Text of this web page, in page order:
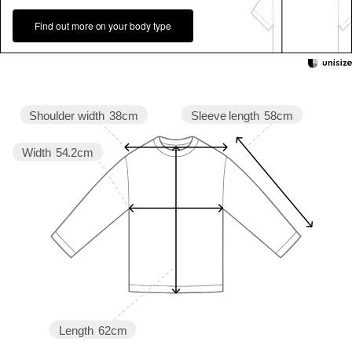
Find out more on your body type
Sleeve length 58cm
Length 62cm
Width 54.2cm
Shoulder width 38cm